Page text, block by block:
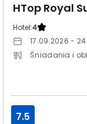
HTop Royal
Hotel:4
17.09.2026 -
Śniadania i
7.5